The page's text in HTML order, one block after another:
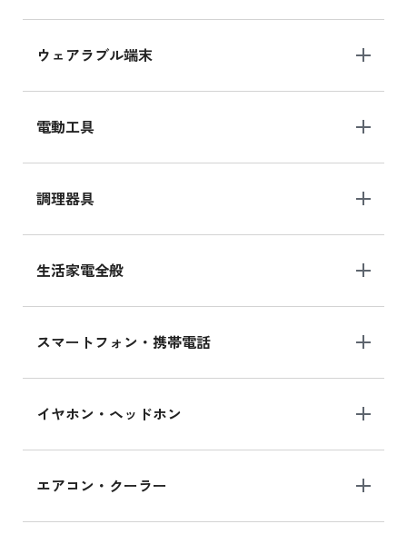
ウェアラブル端末
電動工具
調理器具
生活家電全般
スマートフォン・携帯電話
イヤホン・ヘッドホン
エアコン・クーラー